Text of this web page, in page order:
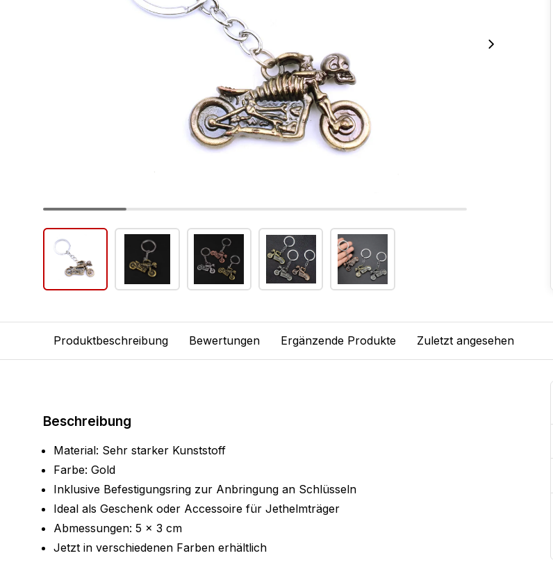
Produktbeschreibung Bewertungen Ergänzende Produkte Zuletzt angesehen
Beschreibung
Material: Sehr starker Kunststoff
Farbe: Gold
Inklusive Befestigungsring zur Anbringung an Schlüsseln
Ideal als Geschenk oder Accessoire für Jethelmträger
Abmessungen: 5 x 3 cm
Jetzt in verschiedenen Farben erhältlich